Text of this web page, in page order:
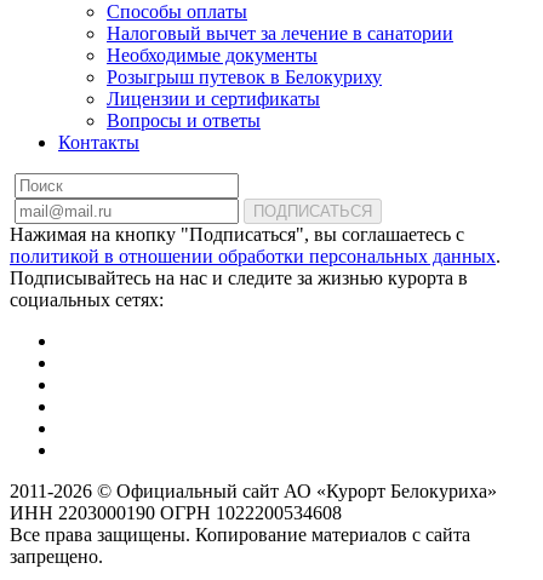
Способы оплаты
Налоговый вычет за лечение в санатории
Необходимые документы
Розыгрыш путевок в Белокуриху
Лицензии и сертификаты
Вопросы и ответы
Контакты
ПОДПИСАТЬСЯ
Нажимая на кнопку "Подписаться", вы соглашаетесь с
политикой в отношении обработки персональных данных.
Подписывайтесь на нас и следите за жизнью курорта в
социальных сетях:
2011-2026 © Официальный сайт АО «Курорт Белокуриха»
ИНН 2203000190 ОГРН 1022200534608
Все права защищены. Копирование материалов с сайта
запрещено.